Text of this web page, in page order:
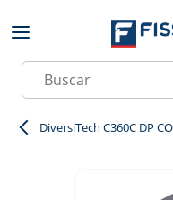
Skip to main content
Site Search
DiversiTech C360C DP